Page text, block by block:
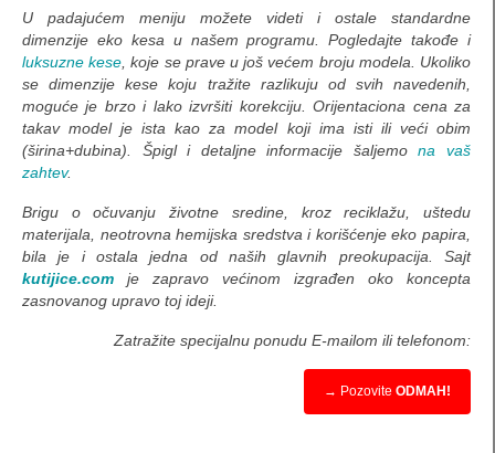
pravougaone nalepnice
okrugle / elipsoidne nalepnice
Etikete za rakiju i vino
Specijalne nalepnice
deklaracije
Omoti
Papir za pakovanje, stikeri…
U padajućem meniju možete videti i ostale standardne
dimenzije eko kesa u našem programu. Pogledajte takođe i
luksuzne kese , koje se prave u još većem broju modela. Ukoliko
se dimenzije kese koju tražite razlikuju od svih navedenih,
moguće je brzo i lako izvršiti korekciju. Orijentaciona cena za
takav model je ista kao za model koji ima isti ili veći obim
(širina+dubina). Špigl i detaljne informacije šaljemona vaš
zahtev.
Brigu o očuvanju životne sredine, kroz reciklažu, uštedu
materijala, neotrovna hemijska sredstva i korišćenje eko papira,
bila je i ostala jedna od naših glavnih preokupacija. Sajt
kutijice.com je zapravo većinom izgrađen oko koncepta
zasnovanog upravo toj ideji.
Zatražite specijalnu ponudu E-mailom ili telefonom:
→ Pozovite ODMAH!